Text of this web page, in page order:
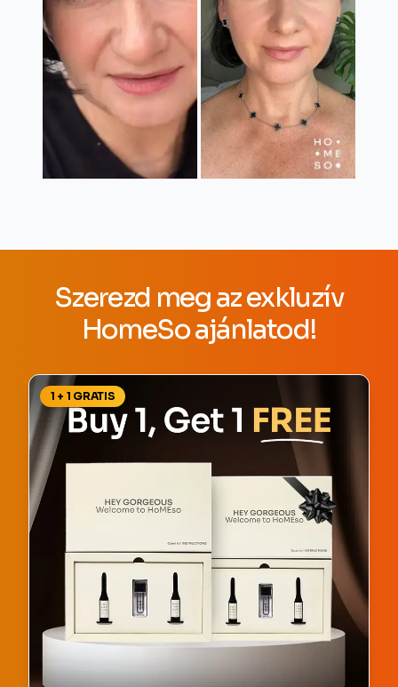
Szerezd meg az exkluzív
HomeSo ajánlatod!
1 + 1 GRATIS